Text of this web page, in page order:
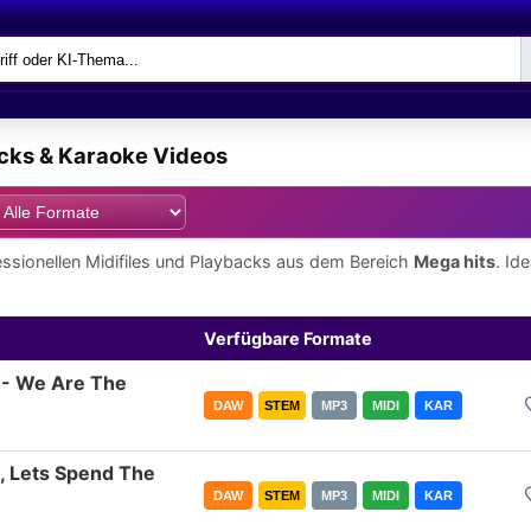
& Karaoke Videos
Midifiles und Playbacks aus dem Bereich Mega hits.
Verfügbare Formate
We Are The
DAW STEM MP3 MIDI KAR
Lets Spend The
DAW STEM MP3 MIDI KAR